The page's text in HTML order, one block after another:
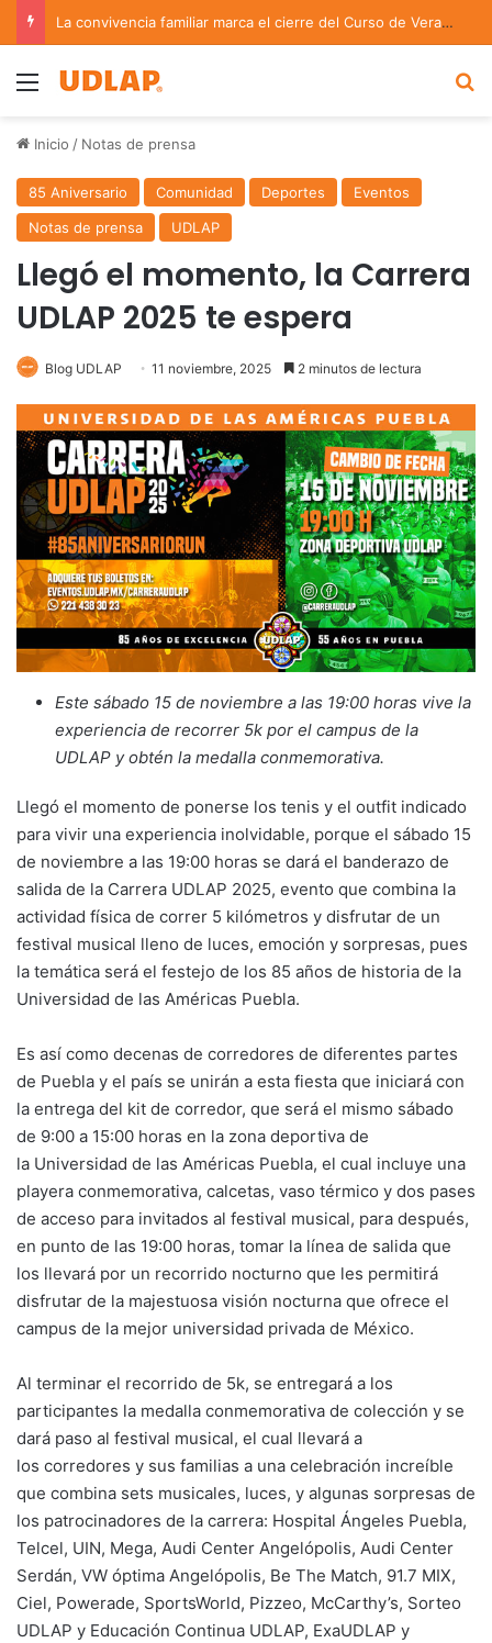
La convivencia familiar marca el cierre del Curso de Verano de Escuelas Aztecas
Menu
Inicio / Notas de prensa
85 Aniversario Comunidad Deportes
Eventos
Notas de prensa
UDLAP
Llegó el momento, la Carrera
UDLAP 2025 te espera
Blog UDLAP 11 noviembre, 2025 2 minutos de lectura
Este sábado 15 de noviembre a las 19:00 horas vive la
experiencia de recorrer 5k por el campus de la
UDLAP y obtén la medalla conmemorativa.
Llegó el momento de ponerse los tenis y el outfit indicado
para vivir una experiencia inolvidable, porque el sábado 15
de noviembre a las 19:00 horas se dará el banderazo de
salida de la Carrera UDLAP 2025, evento que combina la
actividad física de correr 5 kilómetros y disfrutar de un
festival musical lleno de luces, emoción y sorpresas, pues
la temática será el festejo de los 85 años de historia de la
Universidad de las Américas Puebla.
Es así como decenas de corredores de diferentes partes
de Puebla y el país se unirán a esta fiesta que iniciará con
la entrega del kit de corredor, que será el mismo sábado
de 9:00 a 15:00 horas en la zona deportiva de
la Universidad de las Américas Puebla, el cual incluye una
playera conmemorativa, calcetas, vaso térmico y dos pases
de acceso para invitados al festival musical, para después,
en punto de las 19:00 horas, tomar la línea de salida que
los llevará por un recorrido nocturno que les permitirá
disfrutar de la majestuosa visión nocturna que ofrece el
campus de la mejor universidad privada de México.
Al terminar el recorrido de 5k, se entregará a los
participantes la medalla conmemorativa de colección y se
dará paso al festival musical, el cual llevará a
los corredores y sus familias a una celebración increíble
que combina sets musicales, luces, y algunas sorpresas de
los patrocinadores de la carrera: Hospital Ángeles Puebla,
Telcel, UIN, Mega, Audi Center Angelópolis, Audi Center
Serdán, VW óptima Angelópolis, Be The Match, 91.7 MIX,
Ciel, Powerade, SportsWorld, Pizzeo, McCarthy’s, Sorteo
UDLAP y Educación Continua UDLAP, ExaUDLAP y